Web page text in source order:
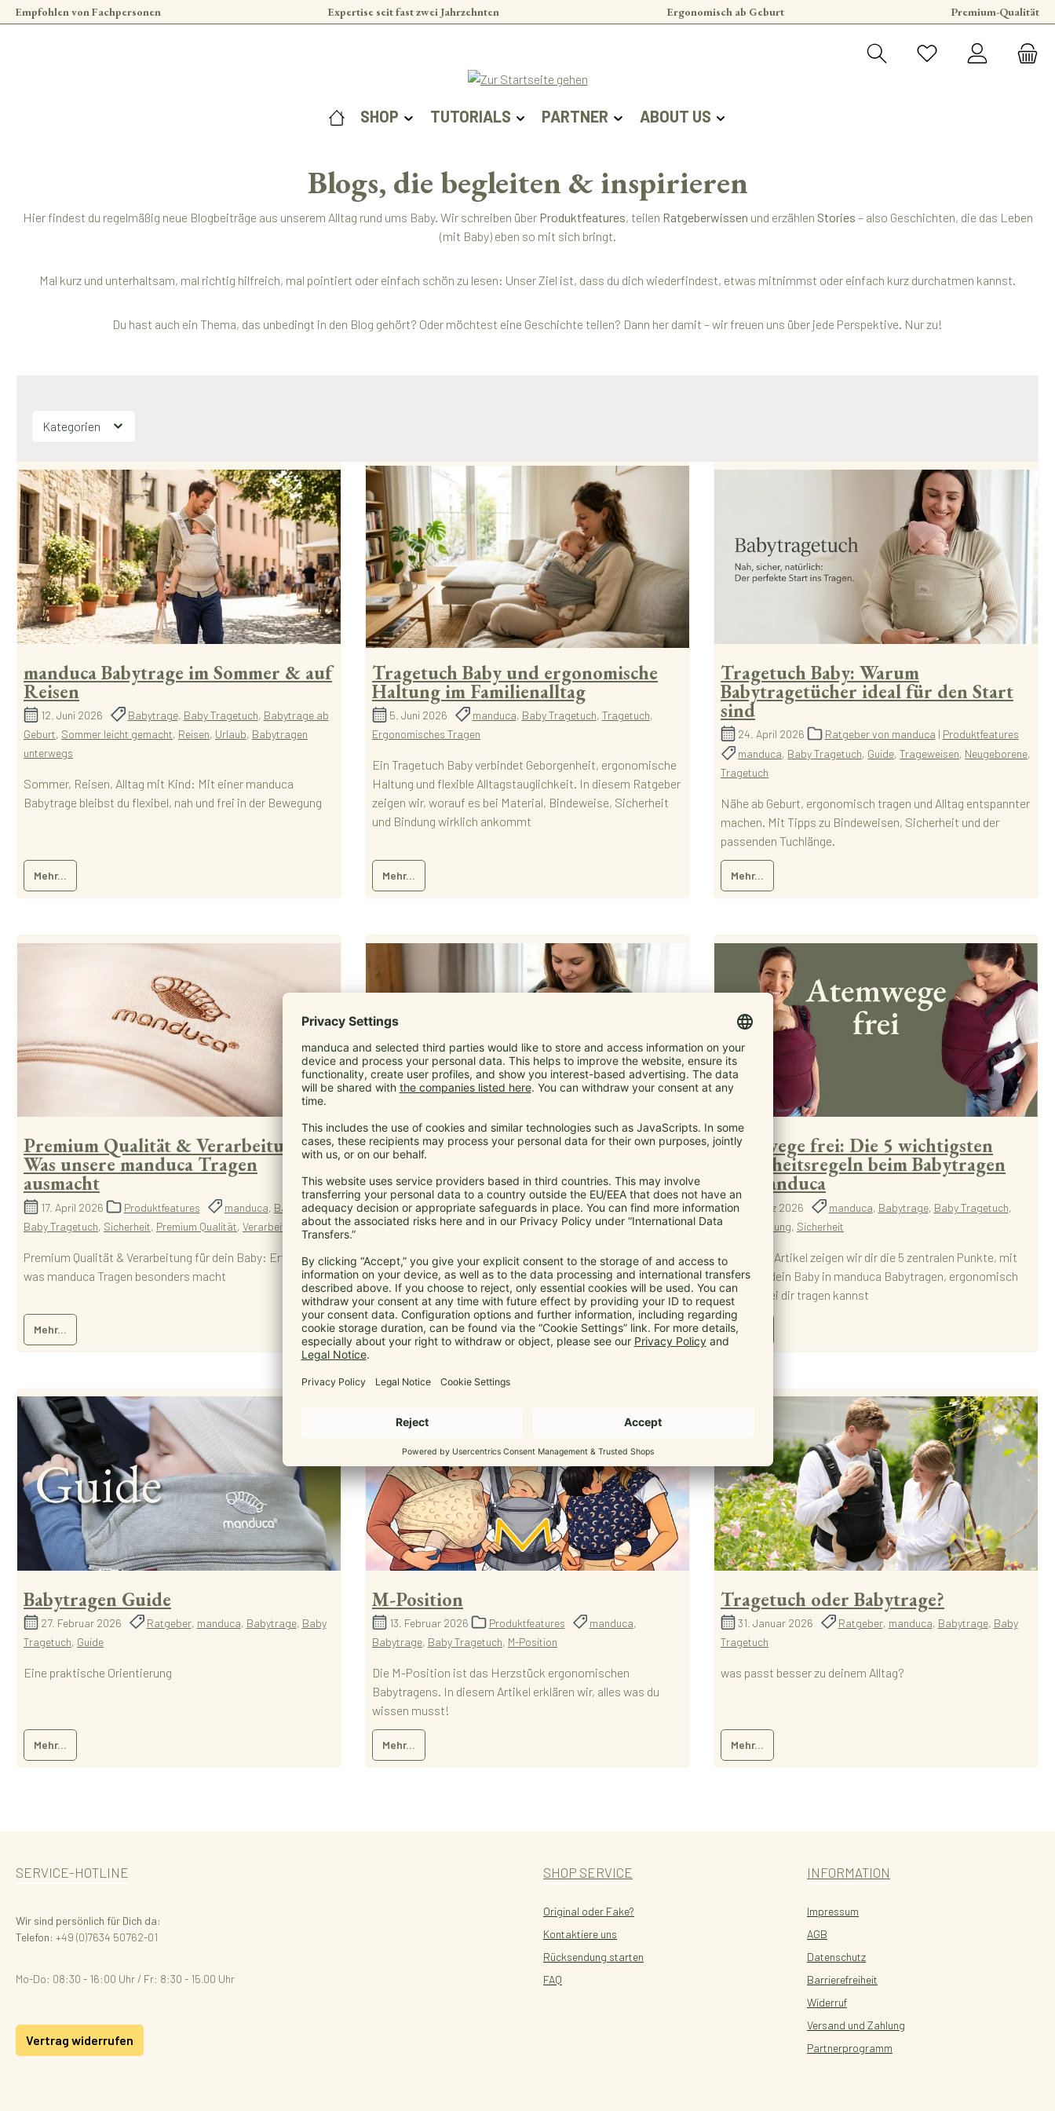
Hauptinhalt springen
Zur Suche springen
Zur Hauptnavigation springen
Empfohlen von Fachpersonen Expertise seit fast zwei Jahrzehnten Ergonomisch ab Geburt Premium-Qualität
SHOP TUTORIALS PARTNER ABOUT US
Blogs, die begleiten & inspirieren
Hier findest du regelmäßig neue Blogbeiträge aus unserem Alltag rund ums Baby. Wir schreiben über Produktfeatures, teilen Ratgeberwissen und erzählen Stories – also Geschichten, die das Leben
(mit Baby) eben so mit sich bringt.
Mal kurz und unterhaltsam, mal richtig hilfreich, mal pointiert oder einfach schön zu lesen: Unser Ziel ist, dass du dich wiederfindest, etwas mitnimmst oder einfach kurz durchatmen kannst.
Du hast auch ein Thema, das unbedingt in den Blog gehört? Oder möchtest eine Geschichte teilen? Dann her damit – wir freuen uns über jede Perspektive. Nur zu!
Kategorien
manduca Babytrage im Sommer & auf
Reisen
12. Juni 2026 Babytrage, Baby Tragetuch, Babytrage ab
Geburt, Sommer leicht gemacht, Reisen, Urlaub, Babytragen
unterwegs
Sommer, Reisen, Alltag mit Kind: Mit einer manduca
Babytrage bleibst du flexibel, nah und frei in der Bewegung
Mehr...
Tragetuch Baby und ergonomische
Haltung im Familienalltag
5. Juni 2026 manduca, Baby Tragetuch, Tragetuch,
Ergonomisches Tragen
Ein Tragetuch Baby verbindet Geborgenheit, ergonomische
Haltung und flexible Alltagstauglichkeit. In diesem Ratgeber
zeigen wir, worauf es bei Material, Bindeweise, Sicherheit
und Bindung wirklich ankommt
Mehr...
Tragetuch Baby: Warum
Babytragetücher ideal für den Start
sind
24. April 2026 Ratgeber von manduca | Produktfeatures
manduca, Baby Tragetuch, Guide,Trageweisen, Neugeborene,
Tragetuch
Nähe ab Geburt, ergonomisch tragen und Alltag entspannter
machen. Mit Tipps zu Bindeweisen, Sicherheit und der
passenden Tuchlänge.
Mehr...
Premium Qualität & Verarbeitung:
Was unsere manduca Tragen
ausmacht
17. April 2026 Produktfeatures manduca, Babytrage,
Baby Tragetuch, Sicherheit, Premium Qualität, Verarbeitung
Premium Qualität & Verarbeitung für dein Baby: Erfahre,
was manduca Tragen besonders macht
Mehr...
Babytragen wirken auf den ersten
Blick kompliziert, sind aber oft
einfacher und praktischer als
gedacht.
10. April 2026 manduca,Babytrage,Baby Tragetuch,
Babytragen wirken auf den ersten Blick kompliziert, sind
aber oft einfacher und praktischer als gedacht...
Mehr...
Atemwege frei: Die 5 wichtigsten
Sicherheitsregeln beim Babytragen
mit manduca
27. März 2026 manduca, Babytrage, Baby Tragetuch,
Blog
Anleitung, Sicherheit
In diesem Artikel zeigen wir dir die 5 zentralen Punkte, mit
denen du dein Baby in manduca Babytragen, ergonomisch
und nah bei dir tragen kannst
Mehr...
Babytragen Guide
27. Februar 2026 Ratgeber, manduca, Babytrage, Baby
Tragetuch, Guide
Eine praktische Orientierung
Mehr...
M-Position
13. Februar 2026 Produktfeatures manduca,
Babytrage, Baby Tragetuch, M-Position
Die M-Position ist das Herzstück ergonomischen
Babytragens. In diesem Artikel erklären wir, alles was du
wissen musst!
Mehr...
Tragetuch oder Babytrage?
31. Januar 2026 Ratgeber, manduca, Babytrage, Baby
Tragetuch
was passt besser zu deinem Alltag?
Mehr...
SERVICE-HOTLINE
Wir sind persönlich für Dich da:
Telefon: +49 (0)7634 50762-01
Mo-Do: 08:30 - 16:00 Uhr / Fr: 8:30 - 15.00 Uhr
Vertrag widerrufen
SHOP SERVICE
Original oder Fake?
Kontaktiere uns
Rücksendung starten
FAQ
INFORMATION
Impressum
AGB
Datenschutz
Barrierefreiheit
Widerruf
Versand und Zahlung
Partnerprogramm